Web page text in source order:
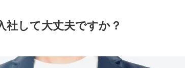
社して大丈夫ですか？